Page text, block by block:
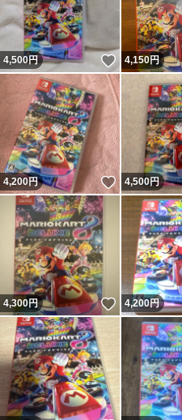
4,500円 いいね！
4,150円
4,200円 いいね！
4,500円
4,300円 いいね！
4,200円